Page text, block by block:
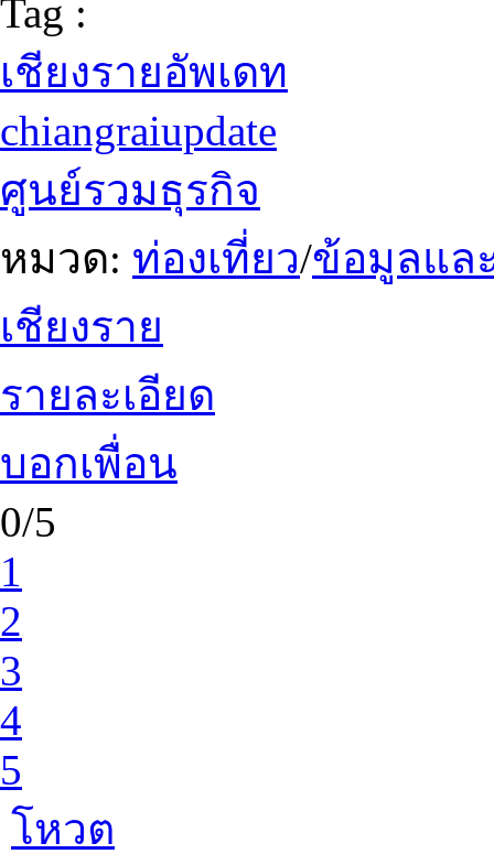
Tag :
เชียงรายอัพเดท
chiangraiupdate
ศูนย์รวมธุรกิจ
หมวด: ท่องเที่ยว/ข้อมูลแล
เชียงราย
รายละเอียด
บอกเพื่อน
0/5
1
2
3
4
5
โหวต